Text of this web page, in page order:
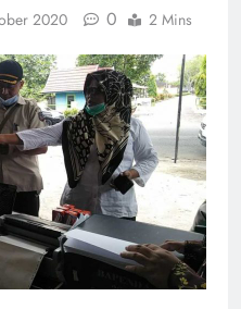
2020 0 2 Mins